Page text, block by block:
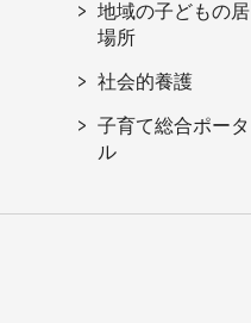
地域の子どもの居
場所
社会的養護
子育て総合ポータ
ル